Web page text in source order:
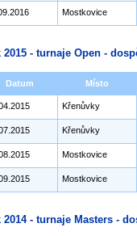
Mostkovice
2015 - turnaje Open -
Datum Místo
Křenůvky
Křenůvky
Mostkovice
Mostkovice
2014 - turnaje Masters -